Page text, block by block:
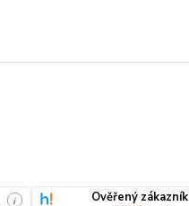
i Ověřený zákazník